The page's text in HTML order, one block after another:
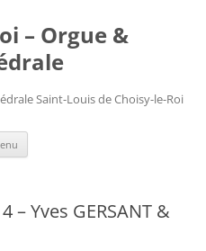
– Orgue &
Saint-Louis de Choisy-le-Roi
– Yves GERSANT &